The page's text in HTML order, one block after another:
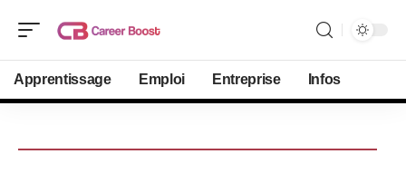
Apprentissage Emploi Entreprise Infos